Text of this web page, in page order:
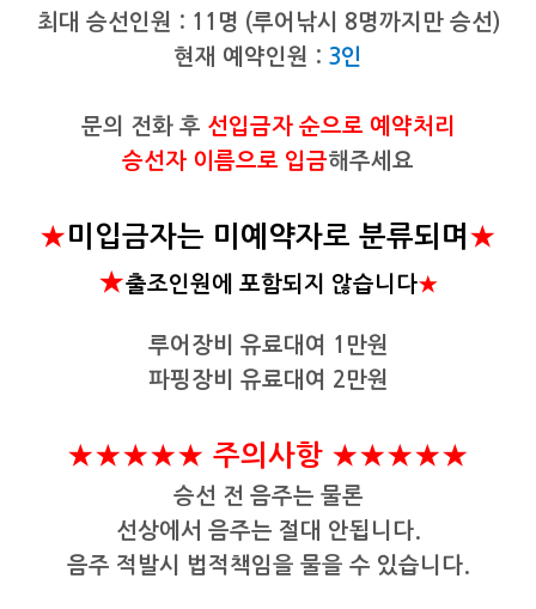
최대 승선인원 : 11명 (루어낚시 8명까지만 승선)
현재 예약인원 : 3인
문의 전화 후 선입금자 순으로 예약처리
승선자 이름으로 입금해주세요
★미입금자는 미예약자로 분류되며 ★
★출조인원에 포함되지 않습니다★
루어장비 유료대여 1만원
파핑장비 유료대여 2만원
★★★★★ 주의사항 ★★★★★
승선 전 음주는 물론
선상에서 음주는 절대 안됩니다.
음주 적발시 법적책임을 물을 수 있습니다.